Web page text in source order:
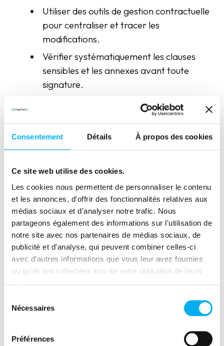
Consentement Détails À propos des cookies
Ce site web utilise des cookies.
Les cookies nous permettent de personnaliser le contenu
et les annonces, d'offrir des fonctionnalités relatives aux
médias sociaux et d'analyser notre trafic. Nous
partageons également des informations sur l'utilisation de
notre site avec nos partenaires de médias sociaux, de
publicité et d'analyse, qui peuvent combiner celles-ci
avec d'autres informations que vous leur avez fournies
ou qu'ils ont collectées lors de votre utilisation de leurs
Nécessaires
Préférences
Utiliser des outils de gestion contractuelle
pour centraliser et tracer les
modifications.
Vérifier systématiquement les clauses
sensibles et les annexes avant toute
signature.
Renforcer la sécurisation
des documents
Recourir à la signature électronique
Archiver les contrats dans des espaces
sécurisés pour garantir leur intégrité.
Surveiller les transactions et utiliser des
outils de détection d’anomalies
contractuelles.
Former et sensibiliser les
équipes
la fraude contractuelle et ses signaux
Encourager la transparence et la